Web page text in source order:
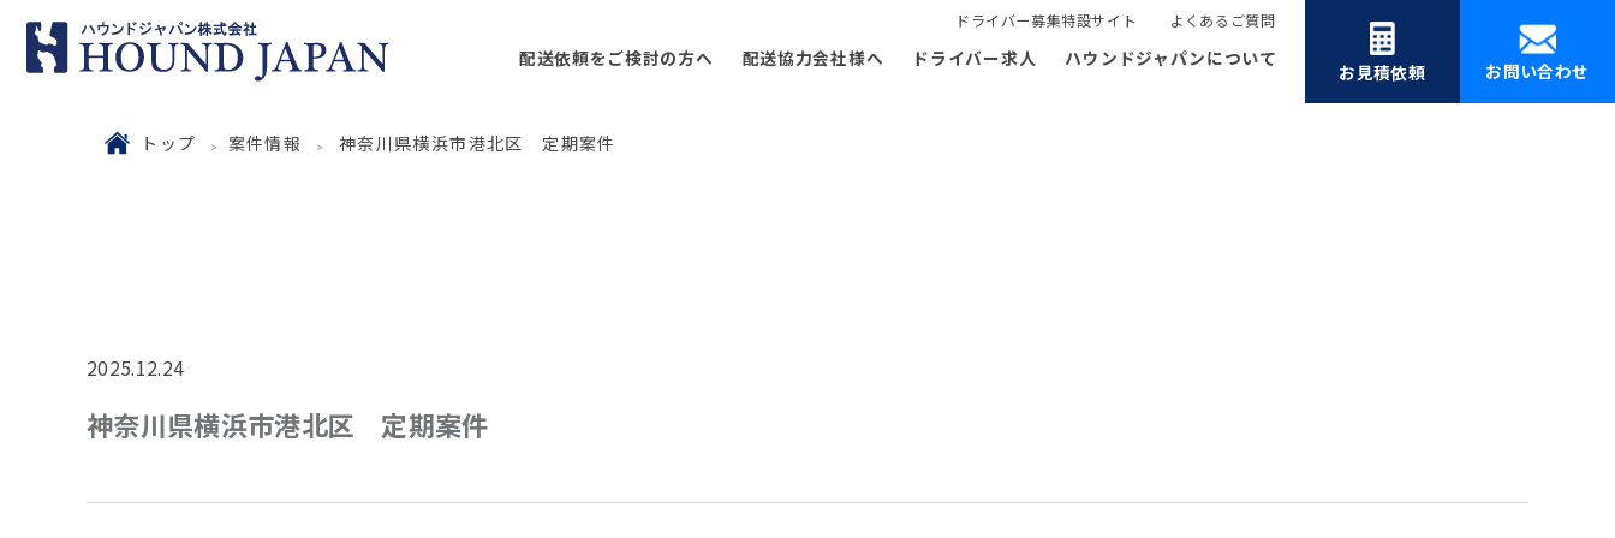
ドライバー募集特設サイト よくあるご質問
配送依頼をご検討の方へ 配送協力会社様へ ドライバー求人 ハウンドジャパンについて
お見積依頼 お問い合わせ
トップ 案件情報 神奈川県横浜市港北区 定期案件
2025.12.24
神奈川県横浜市港北区 定期案件